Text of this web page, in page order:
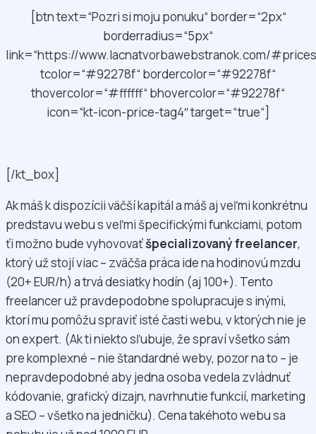
[btn text=“Pozri si moju ponuku“ border=“2px“
borderradius=“5px“
link=“https://www.lacnatvorbawebstranok.com/
tcolor=“#92278f“ bordercolor=“#92278f“
thovercolor=“#ffffff“ bhovercolor=“#92278f“
icon=“kt-icon-price-tag4″ target=“true“]
[/kt_box]
Ak máš k dispozícii väčší kapitál a máš aj veľmi konkrétnu
predstavu webu s veľmi špecifickými funkciami, potom
ťi možno bude vyhovovaťšpecializovaný freelancer,
ktorý už stojí viac – zväčša práca ide na hodinovú mzdu
(20+ EUR/h) a trvá desiatky hodín (aj 100+). Tento
freelancer už pravdepodobne spolupracuje s inými,
ktorí mu pomôžu spraviť isté časti webu, v ktorých nie je
on expert. (Ak ti niekto sľubuje, že spraví všetko sám
pre komplexné – nie štandardné weby, pozor na to – je
nepravdepodobné aby jedna osoba vedela zvládnuť
kódovanie, grafický dizajn, navrhnutie funkcií, marketing
a SEO – všetko na jedničku). Cena takéhoto webu sa